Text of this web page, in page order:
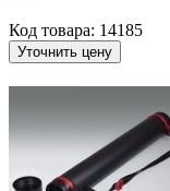
Код товара: 14185
Уточнить цену